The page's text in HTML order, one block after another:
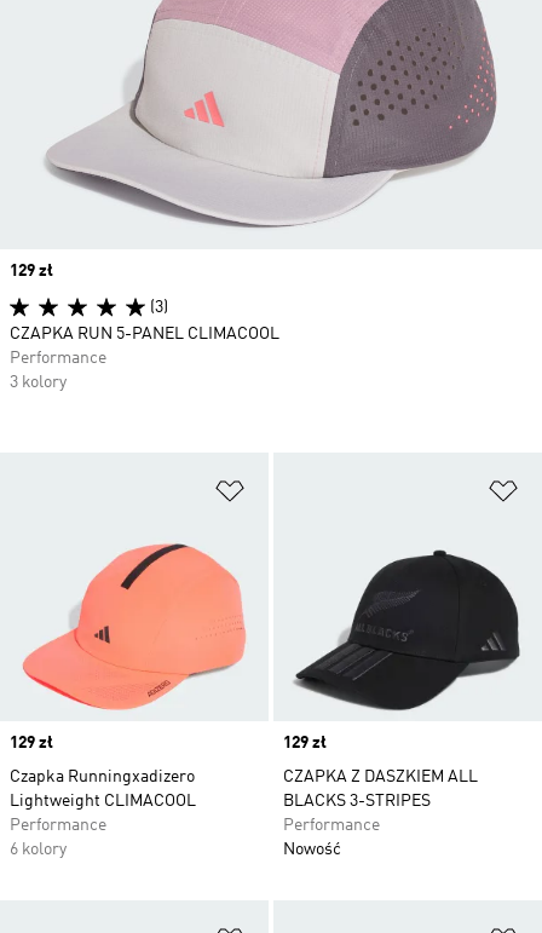
Price
129 zł
Czapka Runningxadizero
Lightweight CLIMACOOL
Performance
6 kolory
Price
129 zł
CZAPKA Z DASZKIEM ALL
BLACKS 3-STRIPES
Performance
Nowość
Price
129 zł
(3)
CZAPKA RUN 5-PANEL CLIMACOOL
Performance
3 kolory